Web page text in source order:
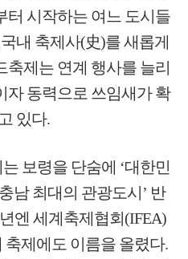
터 시작하는 여느 도시들
내 축제사(史)를 새롭게
축제는 연계 행사를 늘리
자 동력으로 쓰임새가 확
있다.
보령을 단숨에 ‘대한민
남 최대의 관광도시’ 반
엔 세계축제협회(IFEA)
축제에도 이름을 올렸다.